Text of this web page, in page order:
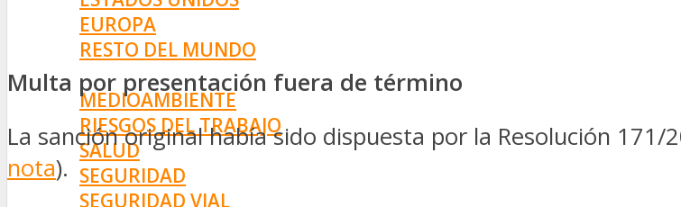
EUROPA
RESTO DEL MUNDO
PREVENCIÓN
MEDIOAMBIENTE
RIESGOS DEL TRABAJO
SALUD
SEGURIDAD
SEGURIDAD VIAL
Multa por presentación fuera de término
La sanción original había sido dispuesta por la Resolución 171/
nota).